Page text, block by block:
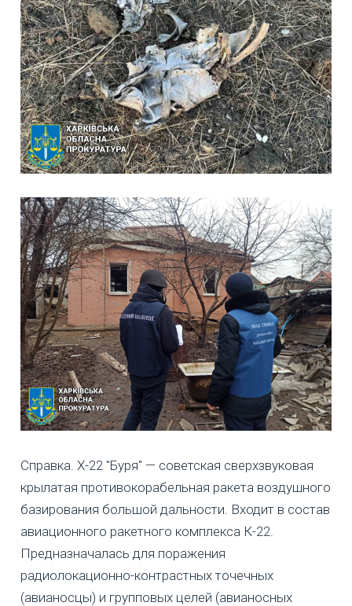
Справка. Х-22 "Буря" — советская сверхзвуковая
крылатая противокорабельная ракета воздушного
базирования большой дальности. Входит в состав
авиационного ракетного комплекса К-22.
Предназначалась для поражения
радиолокационно-контрастных точечных
(авианосцы) и групповых целей (авианосных